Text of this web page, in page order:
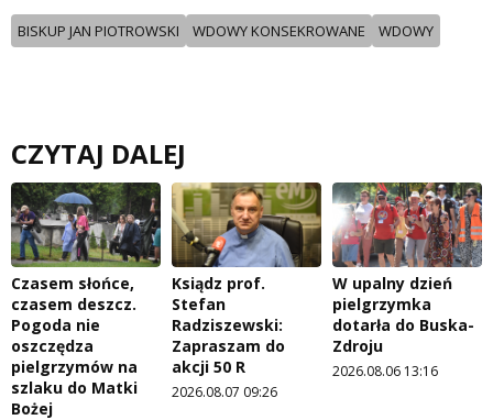
BISKUP JAN PIOTROWSKI WDOWY KONSEKROWANE WDOWY
CZYTAJ DALEJ
Czasem słońce,
czasem deszcz.
Pogoda nie
oszczędza
pielgrzymów na
szlaku do Matki
Bożej
Ksiądz prof.
Stefan
Radziszewski:
Zapraszam do
akcji 50 R
2026.08.07 09:26
W upalny dzień
pielgrzymka
dotarła do Buska-
Zdroju
2026.08.06 13:16